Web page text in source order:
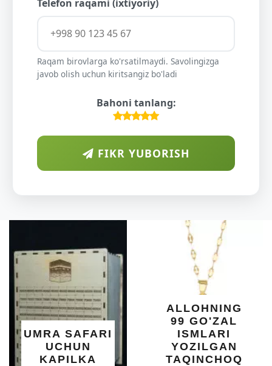
Telefon raqami (ixtiyoriy)
Raqam birovlarga ko'rsatilmaydi. Savolingizga
javob olish uchun kiritsangiz bo'ladi
Bahoni tanlang:
FIKR YUBORISH
ALLOHNING
99 GO'ZAL
ISMLARI
YOZILGAN
TAQINCHOQ
DIYORIDA
O'SUVCHI
KUNDUR
SHIFOBAXSH
YELIMI: AQL,
XOTIRA VA
UMUMIY
SALOMATLIK
UCHUN
BEBAHO
NE'MAT